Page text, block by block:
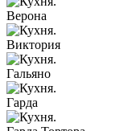
Верона
Виктория
Гальяно
Гарда